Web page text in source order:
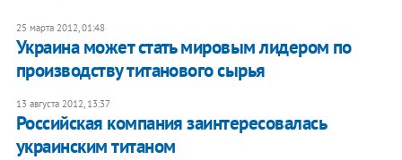
25 марта 2012, 01:48
Украина может стать мировым лидером по
производству титанового сырья
13 августа 2012, 13:37
Российская компания заинтересовалась
украинским титаном